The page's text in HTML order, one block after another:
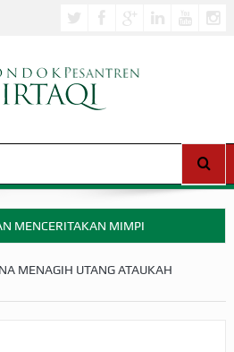
MENCERITAKAN MIMPI
PERANG BADAR
MENAGIH UTANG ATAUKAH